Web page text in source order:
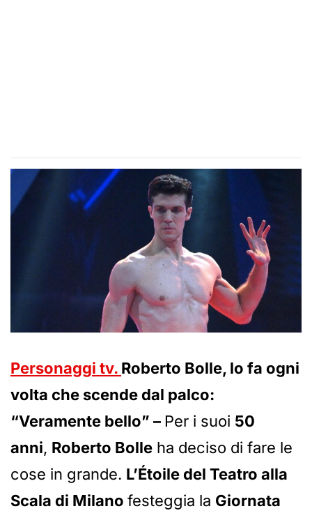
Personaggi tv. Roberto Bolle, lo fa ogni
volta che scende dal palco:
“Veramente bello” – Per i suoi 50
anni, Roberto Bolle ha deciso di fare le
cose in grande. L’Étoile del Teatro alla
Scala di Milano festeggia la Giornata